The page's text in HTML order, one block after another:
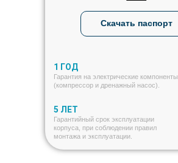
Гарантия на электрические компоненты
(компрессор и дренажный насос).
1 ГОД
Гарантийный срок эксплуатации
корпуса, при соблюдении правил
монтажа и эксплуатации.
5 ЛЕТ
Скачать паспорт